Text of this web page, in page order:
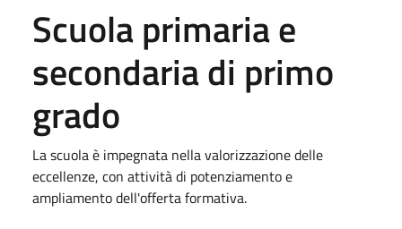
Scuola primaria e
secondaria di primo
grado
La scuola è impegnata nella valorizzazione delle
eccellenze, con attività di potenziamento e
ampliamento dell'offerta formativa.